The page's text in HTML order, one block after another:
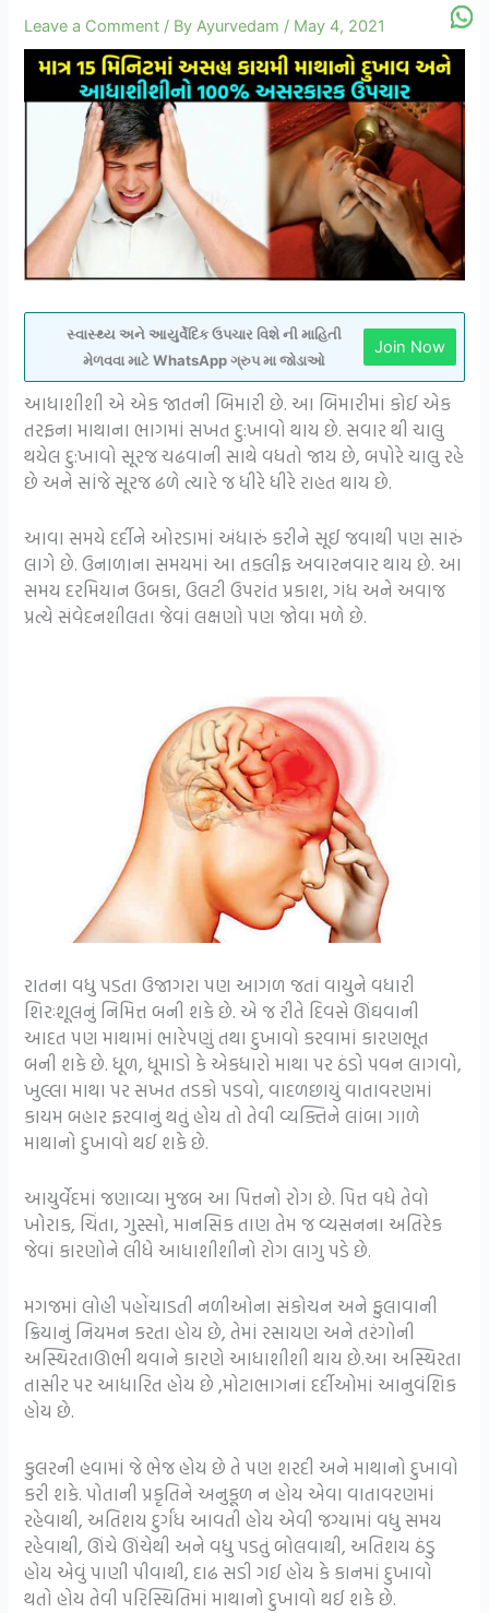
Leave a Comment / ByAyurvedam / May 4, 2021
સ્વાસ્થ્ય અને આયુર્વેદિક ઉપચાર વિશે ની માહિતી
મેળવવા માટે WhatsApp ગ્રુપ મા જોડાઓ
Join Now
આધાશીશી એ એક જાતની બિમારી છે. આ બિમારીમાં કોઈ એક
તરફના માથાના ભાગમાં સખત દુ:ખાવો થાય છે. સવાર થી ચાલુ
થયેલ દુ:ખાવો સૂરજ ચઢવાની સાથે વધતો જાય છે, બપોરે ચાલુ રહે
છે અને સાંજે સૂરજ ઢળે ત્યારે જ ધીરે ધીરે રાહત થાય છે.
આવા સમયે દર્દીને ઓરડામાં અંધારું કરીને સૂઈ જવાથી પણ સારું
લાગે છે. ઉનાળાના સમયમાં આ તકલીફ અવારનવાર થાય છે. આ
સમય દરમિયાન ઉબકા, ઉલટી ઉપરાંત પ્રકાશ, ગંધ અને અવાજ
પ્રત્યે સંવેદનશીલતા જેવાં લક્ષણો પણ જોવા મળે છે.
રાતના વધુ પડતા ઉજાગરા પણ આગળ જતાં વાયુને વધારી
શિરઃશૂલનું નિમિત્ત બની શકે છે. એ જ રીતે દિવસે ઊંઘવાની
આદત પણ માથામાં ભારેપણું તથા દુખાવો કરવામાં કારણભૂત
બની શકે છે. ધૂળ, ધૂમાડો કે એકધારો માથા પર ઠંડો પવન લાગવો,
ખુલ્લા માથા પર સખત તડકો પડવો, વાદળછાયું વાતાવરણમાં
કાયમ બહાર ફરવાનું થતું હોય તો તેવી વ્યક્તિને લાંબા ગાળે
માથાનો દુખાવો થઈ શકે છે.
આયુર્વેદમાં જણાવ્યા મુજબ આ પિત્તનો રોગ છે. પિત્ત વધે તેવો
ખોરાક, ચિંતા, ગુસ્સો, માનસિક તાણ તેમ જ વ્યસનના અતિરેક
જેવાં કારણોને લીધે આધાશીશીનો રોગ લાગુ પડે છે.
મગજમાં લોહી પહોંચાડતી નળીઓના સંકોચન અને ફુલાવાની
ક્રિયાનું નિયમન કરતા હોય છે, તેમાં રસાયણ અને તરંગોની
અસ્થિરતાઊભી થવાને કારણે આધાશીશી થાય છે.આ અસ્થિરતા
તાસીર પર આધારિત હોય છે ,મોટાભાગનાં દર્દીઓમાં આનુવંશિક
હોય છે.
કુલરની હવામાં જે ભેજ હોય છે તે પણ શરદી અને માથાનો દુખાવો
કરી શકે. પોતાની પ્રકૃતિને અનુકૂળ ન હોય એવા વાતાવરણમાં
રહેવાથી, અતિશય દુર્ગંધ આવતી હોય એવી જગ્યામાં વધુ સમય
રહેવાથી, ઊંચે ઊંચેથી અને વધુ પડતું બોલવાથી, અતિશય ઠંડુ
હોય એવું પાણી પીવાથી, દાઢ સડી ગઈ હોય કે કાનમાં દુખાવો
થતો હોય તેવી પરિસ્થિતિમાં માથાનો દુખાવો થઈ શકે છે.